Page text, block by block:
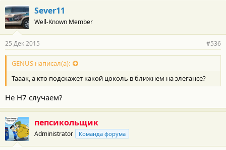
Sever11
Well-Known Member
25 Дек 2015 #536
GENUS написал(а):
Тааак, а кто подскажет какой цоколь в ближнем на элегансе?
Не H7 случаем?
пепсикольщик
Administrator Команда форума